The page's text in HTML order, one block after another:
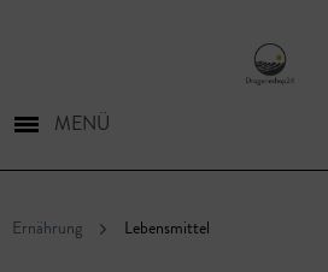
MENÜ
Ernährung Lebensmittel